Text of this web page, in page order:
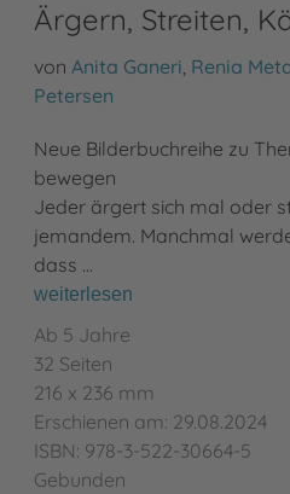
Ärgern, Streiten,
von Anita Ganeri, Renia
Petersen
Neue Bilderbuchreihe zu
bewegen
Jeder ärgert sich mal oder
jemandem. Manchmal
dass …
weiterlesen
Ab 5 Jahre
32 Seiten
216 x 236 mm
Erschienen am: 29.08.2024
ISBN: 978-3-522-30664-5
Gebunden